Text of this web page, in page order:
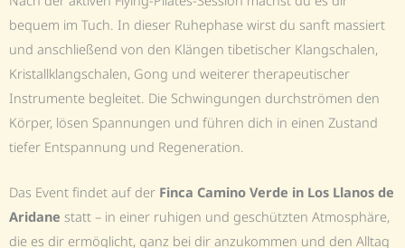
bequem im Tuch. In dieser Ruhephase wirst du sanft massiert
und anschließend von den Klängen tibetischer Klangschalen,
Kristallklangschalen, Gong und weiterer therapeutischer
Instrumente begleitet. Die Schwingungen durchströmen den
Körper, lösen Spannungen und führen dich in einen Zustand
tiefer Entspannung und Regeneration.
Das Event findet auf der Finca Camino Verde in Los Llanos de
Aridane statt – in einer ruhigen und geschützten Atmosphäre,
die es dir ermöglicht, ganz bei dir anzukommen und den Alltag